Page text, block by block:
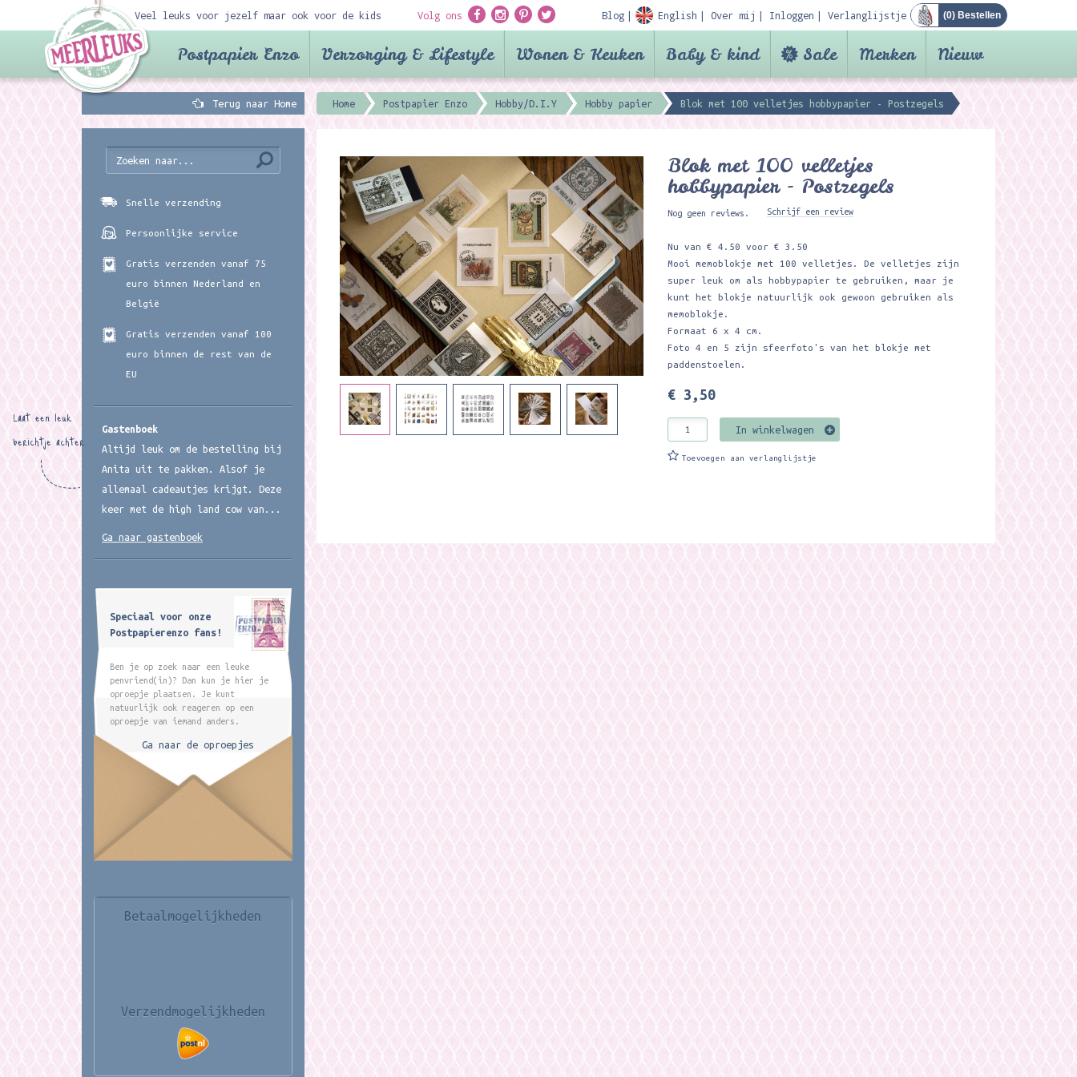
Veel leuks voor jezelf maar ook voor de kids Volg ons Blog English Over mij Inloggen Verlanglijstje (0) Bestellen
Postpapier Enzo Verzorging & Lifestyle Wonen & Keuken Baby & kind Sale Merken Nieuw
Terug naar Home Home Postpapier Enzo Hobby/D.I.Y Hobby papier Blok met 100 velletjes hobbypapier - Postzegels
Blok met 100 velletjes
hobbypapier - Postzegels
Nog geen reviews. Schrijf een review
Nu van € 4.50 voor € 3.50
Mooi memoblokje met 100 velletjes. De velletjes zijn
super leuk om als hobbypapier te gebruiken, maar je
kunt het blokje natuurlijk ook gewoon gebruiken als
memoblokje.
Formaat 6 x 4 cm.
Foto 4 en 5 zijn sfeerfoto's van het blokje met
paddenstoelen.
€ 3,50
In winkelwagen
Toevoegen aan verlanglijstje
Snelle verzending
Persoonlijke service
Gratis verzenden vanaf 75
euro binnen Nederland en
België
Gratis verzenden vanaf 100
euro binnen de rest van de
EU
Gastenboek
Altijd leuk om de bestelling bij
Anita uit te pakken. Alsof je
allemaal cadeautjes krijgt. Deze
keer met de high land cow van...
Laat een leuk
berichtje achter
Ga naar gastenboek
Speciaal voor onze
Postpapierenzo fans!
Ben je op zoek naar een leuke
penvriend(in)? Dan kun je hier je
oproepje plaatsen. Je kunt
natuurlijk ook reageren op een
oproepje van iemand anders.
Ga naar de oproepjes
Betaalmogelijkheden
Verzendmogelijkheden